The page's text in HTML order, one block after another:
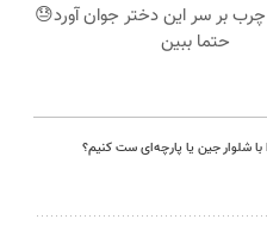
چرب بر سر این دختر جوان آورد😓
حتما ببین
با شلوار جین یا پارچه‌ای ست کنیم؟